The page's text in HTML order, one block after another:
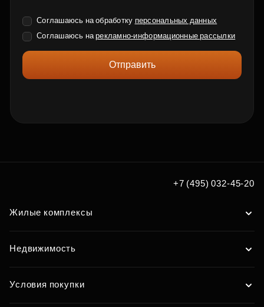
Соглашаюсь на обработку персональных данных
Соглашаюсь нарекламно-информационные рассылки
Отправить
+7 (495) 032-45-20
Жилые комплексы
Недвижимость
Условия покупки